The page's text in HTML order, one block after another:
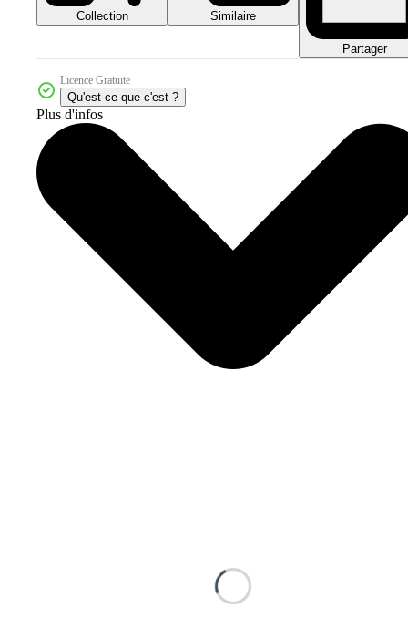
Collection Similaire
Partager
Licence Gratuite
Qu'est-ce que c'est ?
Plus d'infos